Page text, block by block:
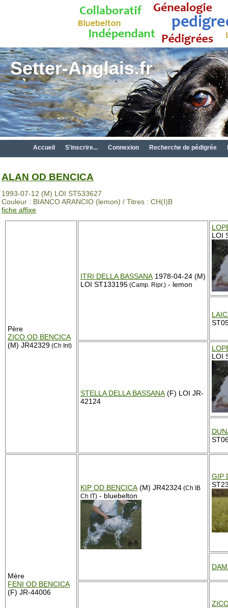
Setter-Anglais.fr
Accueil S'inscrire... Connexion Recherche de pédigrée
ALAN OD BENCICA
1993-07-12 (M) LOI ST533627
Couleur : BIANCO ARANCIO (lemon) / Titres : CH(I)B
fiche affixe
Père
ZICO OD BENCICA
(M) JR42329 (Ch Int)
ITRI DELLA BASSANA 1978-04-24 (M)
LOI ST133195 (Camp. Ripr.) - lemon
LOI
STELLA DELLA BASSANA (F) LOI JR-
42124
LOI
Mère
FENI OD BENCICA
(F) JR-44006
KIP OD BENCICA (M) JR42324 (Ch IB
Ch IT) - bluebelton
GIP